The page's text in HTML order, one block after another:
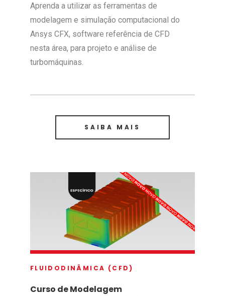
Aprenda a utilizar as ferramentas de
modelagem e simulação computacional do
Ansys CFX, software referência de CFD
nesta área, para projeto e análise de
turbomáquinas.
SAIBA MAIS
FLUIDODINÂMICA (CFD)
Curso de Modelagem